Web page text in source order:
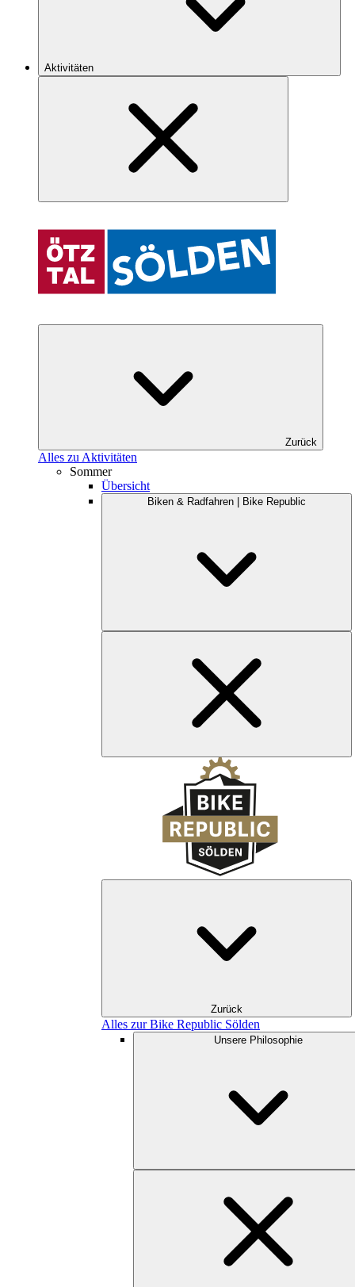
Aktivitäten
Zurück
Alles zu Aktivitäten
Sommer
Übersicht
Biken & Radfahren | Bike Republic
Zurück
Alles zur Bike Republic Sölden
Unsere Philosophie